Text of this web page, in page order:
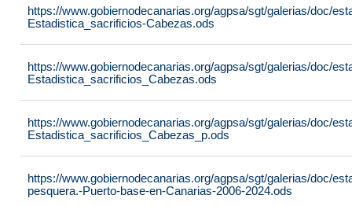
https://www.gobiernodecanarias.org/agpsa/sgt/galerias/doc/
Estadistica_sacrificios-Cabezas.ods
https://www.gobiernodecanarias.org/agpsa/sgt/galerias/doc/
Estadistica_sacrificios_Cabezas.ods
https://www.gobiernodecanarias.org/agpsa/sgt/galerias/doc/
Estadistica_sacrificios_Cabezas_p.ods
https://www.gobiernodecanarias.org/agpsa/sgt/galerias/doc/
pesquera.-Puerto-base-en-Canarias-2006-2024.ods